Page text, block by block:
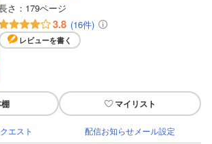
さ： 179ページ
3.8 (16件)
レビューを書く
マイリスト
エスト 配信お知らせメール設定